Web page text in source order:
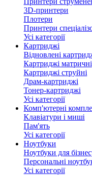
3D-принтери
Плотери
Принтери
Усі категорії
Картриджі
Відновлені
Картриджі матричні
Картриджі струйні
Драм-картриджі
Тонер-картриджі
Усі категорії
Комп'ютерні
Клавіатури і миші
Пам'ять
Усі категорії
Ноутбуки
Ноутбуки для
Персональні
Усі категорії